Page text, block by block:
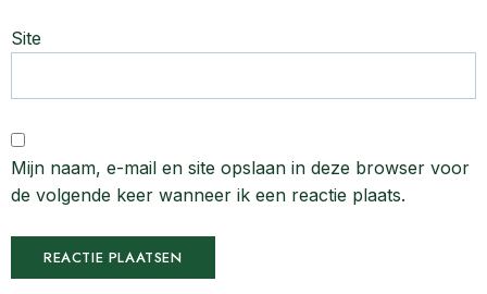
Site
Mijn naam, e-mail en site opslaan in deze browser voor
de volgende keer wanneer ik een reactie plaats.